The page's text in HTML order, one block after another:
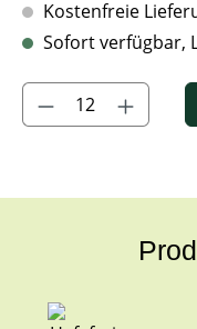
Kostenfreie
Sofort verfügbar,
Produkt Anzahl: Gib